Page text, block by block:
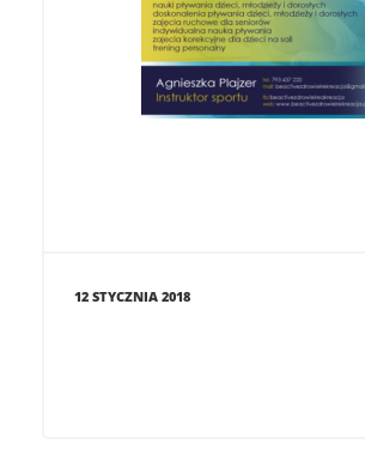
12 STYCZNIA 2018